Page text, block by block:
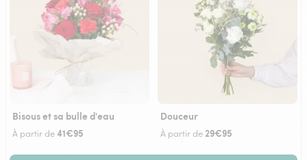
Bisous et sa bulle d'eau
À partir de41€95
Douceur
À partir de29€95